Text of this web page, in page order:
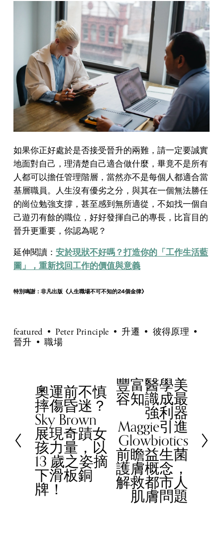
如果你正好處於是否接受晉升的兩難，請一定要誠實
地面對自己，理清楚自己適合做什麼，畢竟不是所有
人都可以擔任管理階層，當然亦不是每個人都適合當
基層職員。人生沒有優劣之分，與其在一個無法勝任
的崗位勉強支撐，甚至感到無所適從，不如找一個自
己遊刃有餘的職位，好好發揮自己的專長，比盲目的
晉升更重要，你認為呢？
延伸閱讀： 安於現狀不好嗎？打造你的「工作生活藍
圖」，重新找回工作的價值與意義
特別鳴謝：非凡出版《人生職場不可不知的24個金律》
featured Peter Principle 升遷
彼得原理
晉升
職場
P
r
e
v
i
o
u
s
奧運前不慎
摔傷昏迷？
Sky Brown
展現奇蹟女
孩力量，以
13 歲之姿摘
下滑板銅
牌！
N豐富醫學美
容知識成最
強利器
Maggie引進
Glowbiotics
前瞻益生菌
護膚概念，
解救都市人
肌膚問題